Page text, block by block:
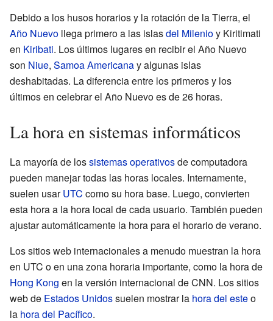
Debido a los husos horarios y la rotación de la Tierra, el
Año Nuevo llega primero a las islasdel Milenioy Kiritimati
en Kiribati. Los últimos lugares en recibir el Año Nuevo
son Niue, Samoa Americanay algunas islas
deshabitadas. La diferencia entre los primeros y los
últimos en celebrar el Año Nuevo es de 26 horas.
La hora en sistemas informáticos
La mayoría de lossistemas operativosde computadora
pueden manejar todas las horas locales. Internamente,
suelen usarUTC como su hora base. Luego, convierten
esta hora a la hora local de cada usuario. También pueden
ajustar automáticamente la hora para el horario de verano.
Los sitios web internacionales a menudo muestran la hora
en UTC o en una zona horaria importante, como la hora de
Hong Kong en la versión internacional de CNN. Los sitios
web de Estados Unidossuelen mostrar la hora del esteo
la hora del Pacífico.